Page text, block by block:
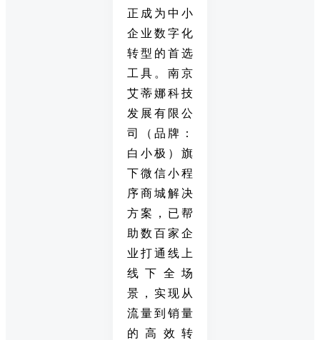
正成为中小
企业数字化
转型的首选
工具。南京
艾蒂娜科技
发展有限公
司（品牌：
白小极）旗
下微信小程
序商城解决
方案，已帮
助数百家企
业打通线上
线下全场
景，实现从
流量到销量
的高效转